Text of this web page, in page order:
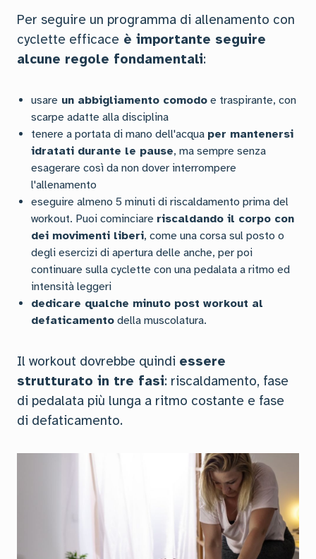
Per seguire un programma di allenamento con
cyclette efficace è importante seguire
alcune regole fondamentali:
usare un abbigliamento comodo e traspirante, con
scarpe adatte alla disciplina
tenere a portata di mano dell'acqua per mantenersi
idratati durante le pause, ma sempre senza
esagerare così da non dover interrompere
l'allenamento
eseguire almeno 5 minuti di riscaldamento prima del
workout. Puoi cominciare riscaldando il corpo con
dei movimenti liberi, come una corsa sul posto o
degli esercizi di apertura delle anche, per poi
continuare sulla cyclette con una pedalata a ritmo ed
intensità leggeri
dedicare qualche minuto post workout al
defaticamento della muscolatura.
Il workout dovrebbe quindi essere
strutturato in tre fasi: riscaldamento, fase
di pedalata più lunga a ritmo costante e fase
di defaticamento.